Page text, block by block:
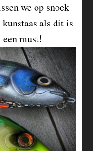
we op snoek
als dit is
must!